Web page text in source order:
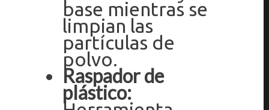
base mientras se
limpian las
partículas de
polvo.
Raspador de
plástico: